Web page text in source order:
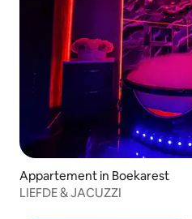
Appartement in Boekarest
LIEFDE & JACUZZI